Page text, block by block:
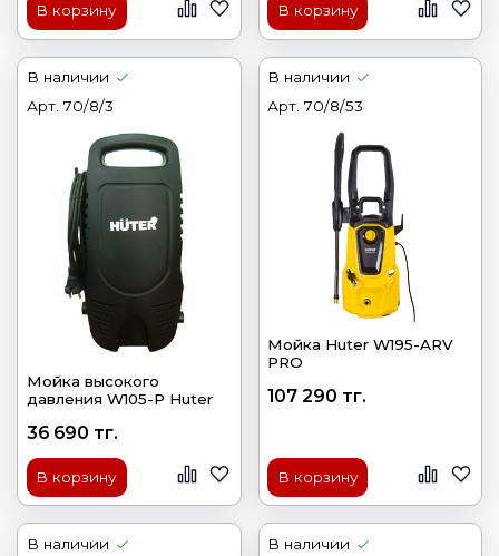
В корзину В корзину
В наличии
Арт. 70/8/3
Мойка высокого
давления W105-P Huter
36 690 тг.
В корзину
В наличии
Арт. 70/8/53
Мойка Huter W195-ARV
PRO
107 290 тг.
В корзину
В наличии
В наличии